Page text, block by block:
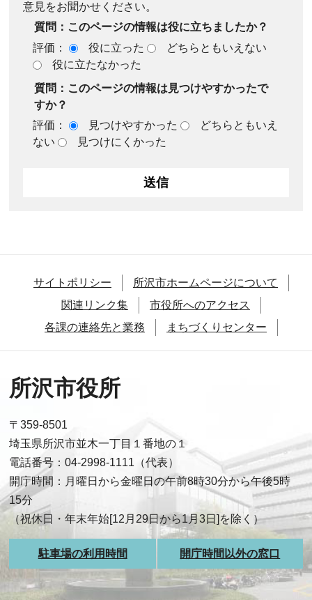
意見をお聞かせください。
質問：このページの情報は役に立ちましたか？
評価：
役に立った
どちらともいえない
役に立たなかった
質問：このページの情報は見つけやすかったで
すか？
評価：
見つけやすかった
どちらともいえ
ない
見つけにくかった
サイトポリシー
所沢市ホームページについて
関連リンク集
市役所へのアクセス
各課の連絡先と業務
まちづくりセンター
所沢市役所
〒359-8501
埼玉県所沢市並木一丁目１番地の１
電話番号：04-2998-1111（代表）
開庁時間：月曜日から金曜日の午前8時30分から午後5時
15分
（祝休日・年末年始[12月29日から1月3日]を除く）
駐車場の利用時間 開庁時間以外の窓口